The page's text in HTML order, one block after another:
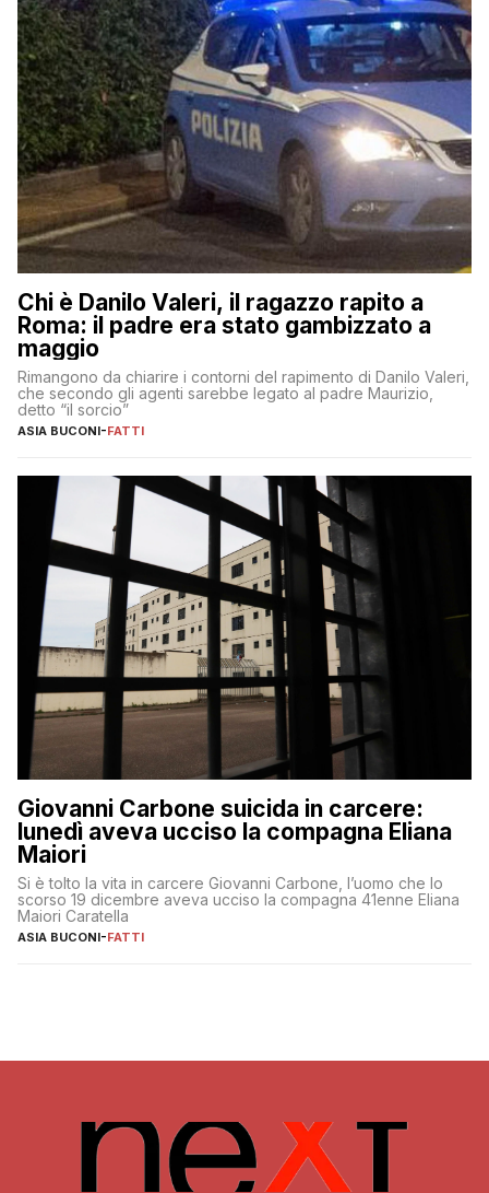
Chi è Danilo Valeri, il ragazzo rapito a
Roma: il padre era stato gambizzato a
maggio
Rimangono da chiarire i contorni del rapimento di Danilo Valeri,
che secondo gli agenti sarebbe legato al padre Maurizio,
detto “il sorcio”
ASIA BUCONI-FATTI
Giovanni Carbone suicida in carcere:
lunedì aveva ucciso la compagna Eliana
Maiori
Si è tolto la vita in carcere Giovanni Carbone, l’uomo che lo
scorso 19 dicembre aveva ucciso la compagna 41enne Eliana
Maiori Caratella
ASIA BUCONI-FATTI